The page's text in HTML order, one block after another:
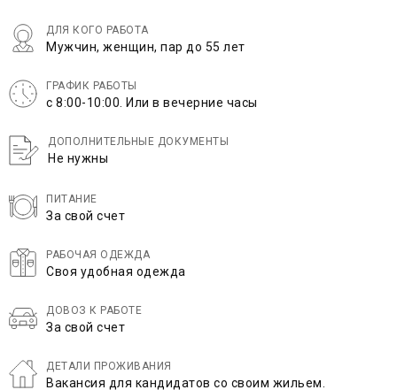
ДЛЯ КОГО РАБОТА
Мужчин, женщин, пар до 55 лет
ГРАФИК РАБОТЫ
с 8:00-10:00. Или в вечерние часы
ДОПОЛНИТЕЛЬНЫЕ ДОКУМЕНТЫ
Не нужны
ПИТАНИЕ
За свой счет
РАБОЧАЯ ОДЕЖДА
Своя удобная одежда
ДОВОЗ К РАБОТЕ
За свой счет
ДЕТАЛИ ПРОЖИВАНИЯ
Вакансия для кандидатов со своим жильем.